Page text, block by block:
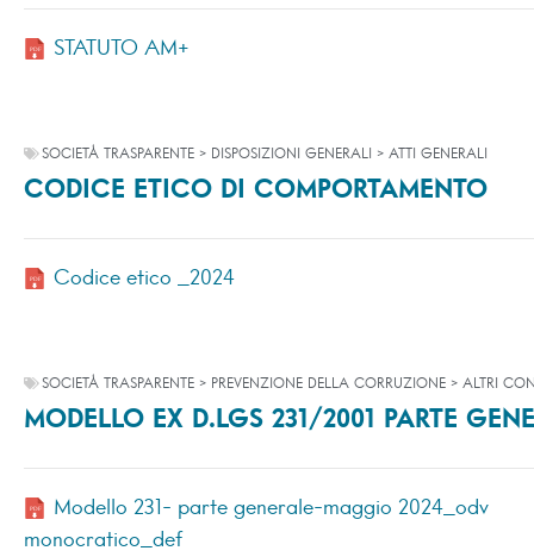
STATUTO AM+
SOCIETÀ TRASPARENTE > DISPOSIZIONI GENERALI > ATTI GENERALI
CODICE ETICO DI COMPORTAMENTO
Codice etico _2024
SOCIETÀ TRASPARENTE > PREVENZIONE DELLA CORRUZIONE > ALTRI
MODELLO EX D.LGS 231/2001 PARTE
Modello 231- parte generale-maggio 2024_odv
monocratico_def